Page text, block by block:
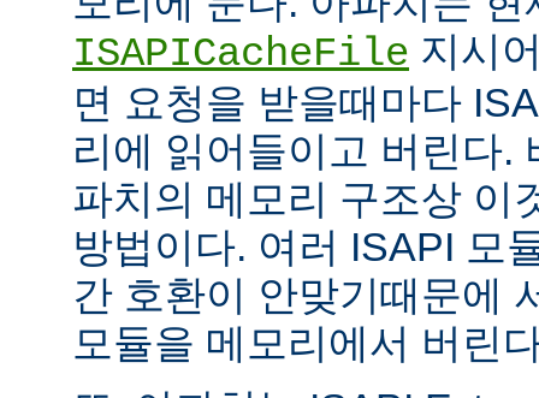
ISAPICacheFile 지시
면 요청을 받을때마다
리에 읽어들이고 버린다.
파치의 메모리 구조상 이
방법이다. 여러 ISAPI 모
간 호환이 안맞기때문에
모듈을 메모리에서 버린